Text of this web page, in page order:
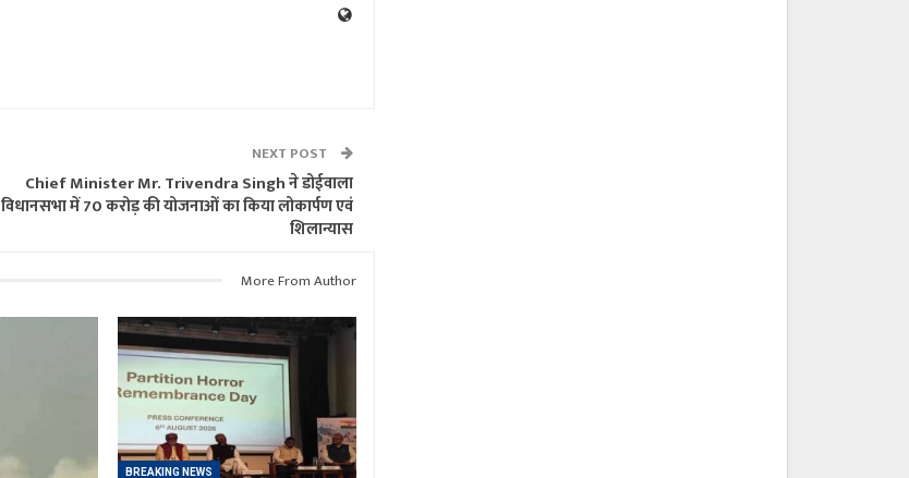
NEXT POST
Chief Minister Mr. Trivendra Singh ने डोईवाला
विधानसभा में 70 करोड़ की योजनाओं का किया लोकार्पण एवं
शिलान्यास
More From Author
BREAKING NEWS